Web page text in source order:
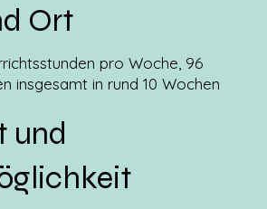
Ort
pro Woche, 96
insgesamt in rund 10 Wochen
und